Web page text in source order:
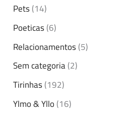
Pets(14)
Poeticas(6)
Relacionamentos(5)
Sem categoria(2)
Tirinhas(192)
Ylmo & Yllo(16)